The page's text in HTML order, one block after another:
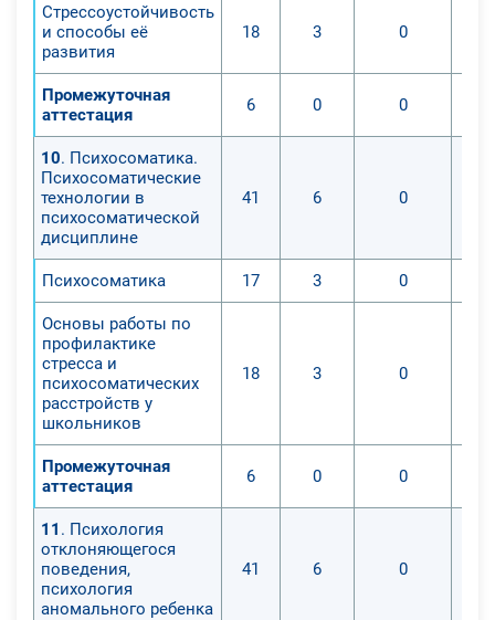
Стрессоустойчивость
и способы её
развития
18 3 0
Промежуточная
аттестация
6 0 0
10. Психосоматика.
Психосоматические
технологии в
психосоматической
дисциплине
41 6 0
Психосоматика 17 3 0
Основы работы по
профилактике
стресса и
психосоматических
расстройств у
школьников
18 3 0
Промежуточная
аттестация
6 0 0
11 . Психология
отклоняющегося
поведения,
психология
аномального ребенка
41 6 0